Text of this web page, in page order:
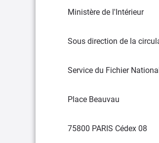
Ministère de l'Intérieur
Sous direction de la
Service du Fichier
Place Beauvau
75800 PARIS Cédex 08